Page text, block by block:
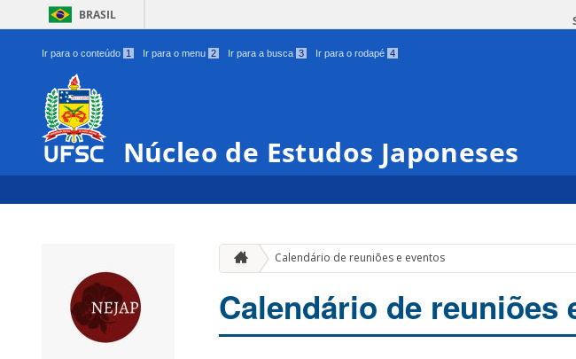
BRASIL
Ir para o conteúdo 1 Ir para o menu 2 Ir para a busca 3 Ir para o rodapé 4
Núcleo de Estudos Japoneses
Calendário de reuniões e eventos
Calendário de reuniões